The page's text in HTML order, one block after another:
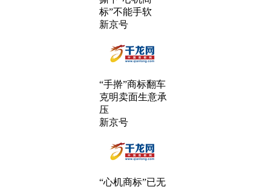
标”不能手软
新京号
“手擀”商标翻车
克明卖面生意承
压
新京号
“心机商标”已无